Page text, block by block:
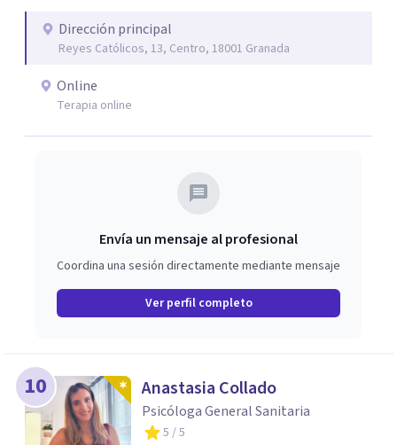
hipnosis regresiva, terapia analítico-funcional, terapia de
aceptación y compromiso, terapia sistémica o
Dirección principal
Reyes Católicos, 13, Centro, 18001 Granada
Online
Terapia online
Envía un mensaje al profesional
Coordina una sesión directamente mediante mensaje
Ver perfil completo
10 Anastasia Collado
Psicóloga General Sanitaria
5 / 5